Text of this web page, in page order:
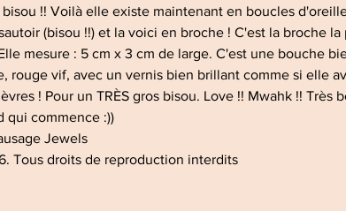
!! Voilà elle existe maintenant en boucles
(bisou !!) et la voici en broche ! C'est la broche la
mesure : 5 cm x 3 cm de large. C'est une bouche
rouge vif, avec un vernis bien brillant comme si elle
! Pour un TRÈS gros bisou. Love !! Mwahk !! Très
qui commence :))
Jewels
Tous droits de reproduction interdits